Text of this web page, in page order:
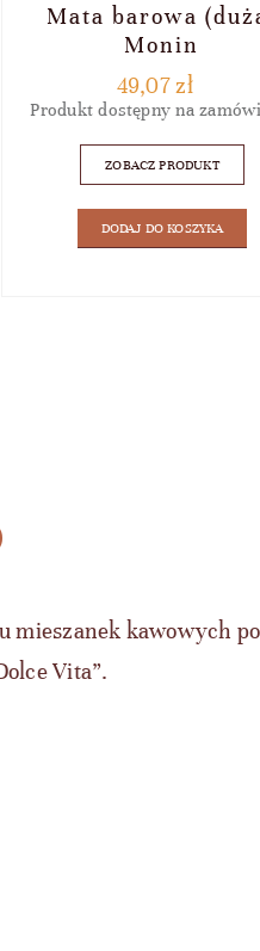
Mata barowa
Monin
49,07zł
Produkt dostępny na
ZOBACZ PRODUKT
DODAJ DO KOSZYKA
mieszanek kawowych
Vita”.